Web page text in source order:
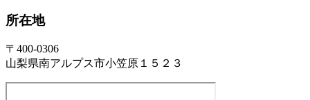
所在地
〒400-0306
山梨県南アルプス市小笠原１５２３